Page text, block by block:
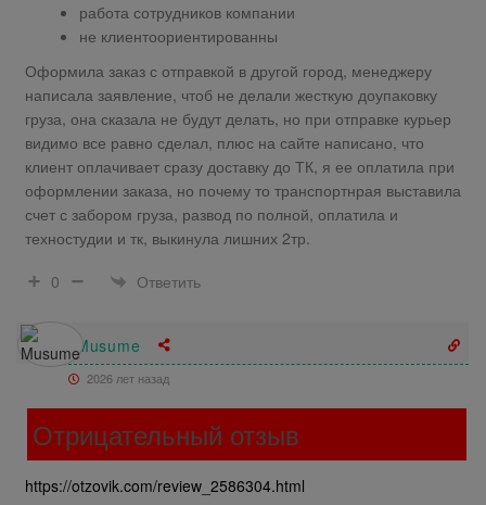
работа сотрудников компании
не клиентоориентированны
Оформила заказ с отправкой в другой город, менеджеру
написала заявление, чтоб не делали жесткую доупаковку
груза, она сказала не будут делать, но при отправке курьер
видимо все равно сделал, плюс на сайте написано, что
клиент оплачивает сразу доставку до ТК, я ее оплатила при
оформлении заказа, но почему то транспортнрая выставила
счет с забором груза, развод по полной, оплатила и
техностудии и тк, выкинула лишних 2тр.
0
Ответить
Musume
2026 лет назад
Отрицательный отзыв
https://otzovik.com/review_2586304.html